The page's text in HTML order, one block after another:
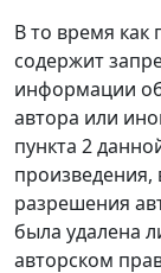
В то время как
содержит
информации
автора или
пункта 2
произведения,
разрешения
была удалена
авторском